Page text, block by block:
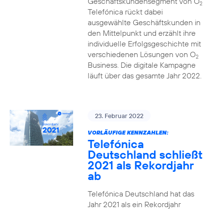
2
Telefónica rückt dabei
ausgewählte Geschäftskunden in
den Mittelpunkt und erzählt ihre
individuelle Erfolgsgeschichte mit
verschiedenen Lösungen von O2
Business. Die digitale Kampagne
läuft über das gesamte Jahr 2022.
23. Februar 2022
VORLÄUFIGE KENNZAHLEN:
Telefónica
Deutschland schließt
2021 als Rekordjahr
ab
Telefónica Deutschland hat das
Jahr 2021 als ein Rekordjahr